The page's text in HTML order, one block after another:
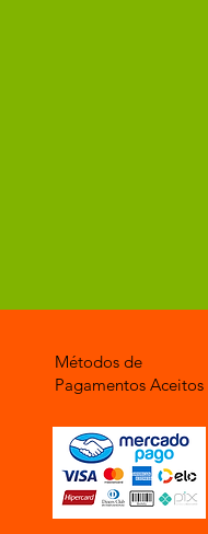
Métodos de
Pagamentos Aceitos